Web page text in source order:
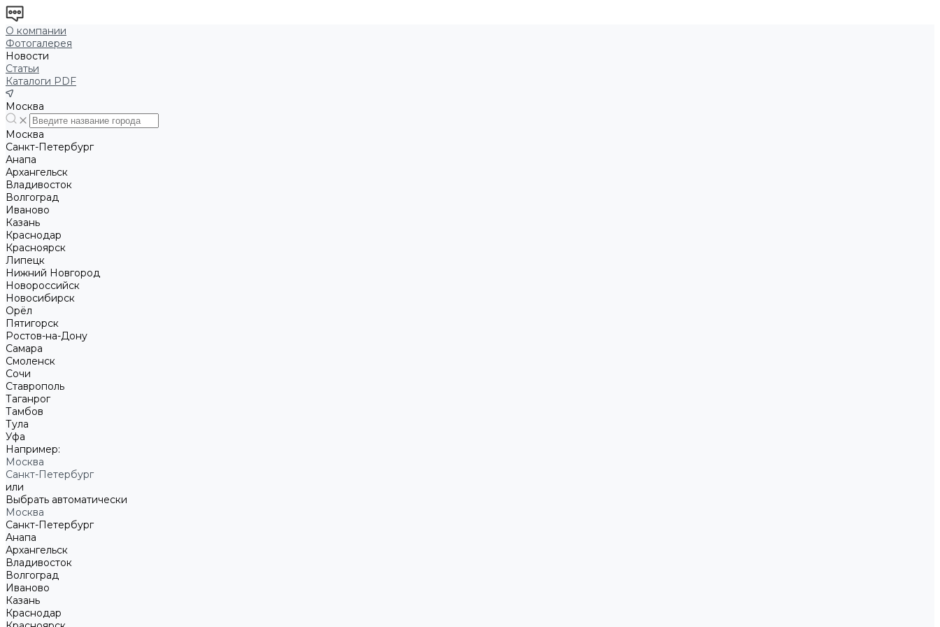
О компании
Фотогалерея
Новости
Статьи
Каталоги PDF
Москва
Москва
Санкт-Петербург
Анапа
Архангельск
Владивосток
Волгоград
Иваново
Казань
Краснодар
Красноярск
Липецк
Нижний Новгород
Новороссийск
Новосибирск
Орёл
Пятигорск
Ростов-на-Дону
Самара
Смоленск
Сочи
Ставрополь
Таганрог
Тамбов
Тула
Уфа
Например:
Москва
Санкт-Петербург
или
Выбрать автоматически
Москва
Санкт-Петербург
Анапа
Архангельск
Владивосток
Волгоград
Иваново
Казань
Краснодар